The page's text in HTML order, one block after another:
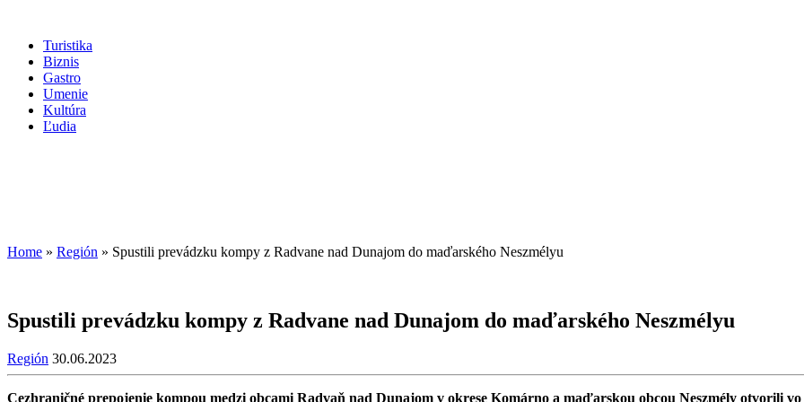
Turistika
Biznis
Gastro
Umenie
Kultúra
Ľudia
Home » Región » Spustili prevádzku kompy z Radvane nad Dunajom do maďarského Neszmélyu
Spustili prevádzku kompy z Radvane nad Dunajom do maďarského Neszmélyu
Región 30.06.2023
Cezhraničné prepojenie kompou medzi obcami Radvaň nad Dunajom v okrese Komárno a maďarskou obcou Neszmély otvorili